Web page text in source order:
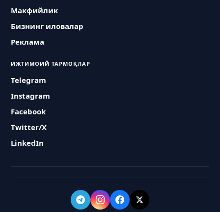
Макфийлик
Бизнинг иловалар
Реклама
ИЖТИМОИЙ ТАРМОҚЛАР
Telegram
Instagram
Facebook
Twitter/X
LinkedIn